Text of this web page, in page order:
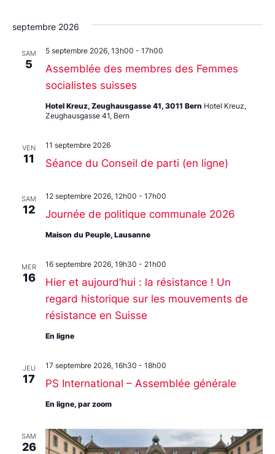
septembre 2026
SAM
5
Assemblée des membres des Femmes
socialistes suisses
5 septembre 2026, 13h00 - 17h00
Hotel Kreuz, Zeughausgasse 41, 3011 Bern Hotel Kreuz,
Zeughausgasse 41, Bern
VEN
11 Séance du Conseil de parti (en ligne)
11 septembre 2026
SAM
12 Journée de politique communale 2026
12 septembre 2026, 12h00 - 17h00
Maison du Peuple, Lausanne
MER
16
Hier et aujourd’hui : la résistance ! Un
regard historique sur les mouvements de
résistance en Suisse
16 septembre 2026, 19h30 - 21h00
En ligne
JEU
17 PS International – Assemblée générale
17 septembre 2026, 16h30 - 18h00
En ligne, par zoom
SAM
26